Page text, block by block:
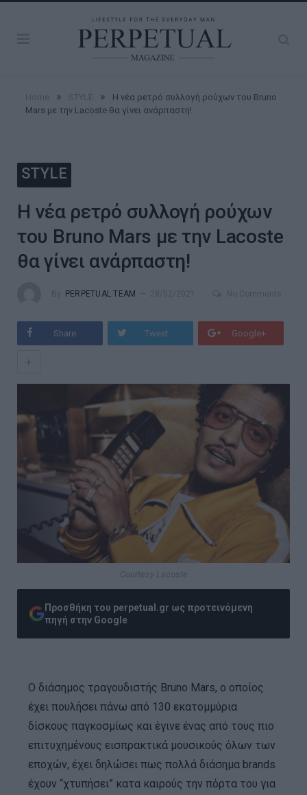
» »
Η νέα ρετρό συλλογή ρούχων του Bruno
Mars με την Lacoste θα γίνει ανάρπαστη!
STYLE
Η νέα ρετρό συλλογή ρούχων
του Bruno Mars με την Lacoste
θα γίνει ανάρπαστη!
PERPETUAL TEAM
Share Tweet Google+
Courtesy Lacoste
Προσθήκη του perpetual.gr ως προτεινόμενη
πηγή στην Google
Ο διάσημος τραγουδιστής Bruno Mars, ο οποίος
έχει πουλήσει πάνω από 130 εκατομμύρια
δίσκους παγκοσμίως και έγινε ένας από τους πιο
επιτυχημένους εισπρακτικά μουσικούς όλων των
εποχών, έχει δηλώσει πως πολλά διάσημα brands
έχουν “χτυπήσει” κατα καιρούς την πόρτα του για